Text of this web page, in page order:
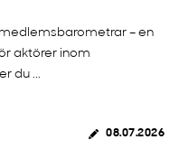
– en
aktörer inom
du ...
08.07.2026